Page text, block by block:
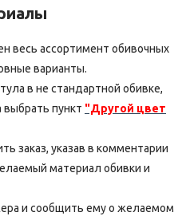
весь ассортимент обивочных
варианты.
в не стандартной обивке,
пункт "Другой цвет
заказ, указав в комментарии
материал обивки и
и сообщить ему о желаемом